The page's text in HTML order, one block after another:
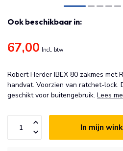
Ook beschikbaar in:
67,00 Incl. btw
Robert Herder IBEX 80 zakmes met
handvat. Voorzien van ratchet-lock.
geschikt voor buitengebruik. Lees
In mijn